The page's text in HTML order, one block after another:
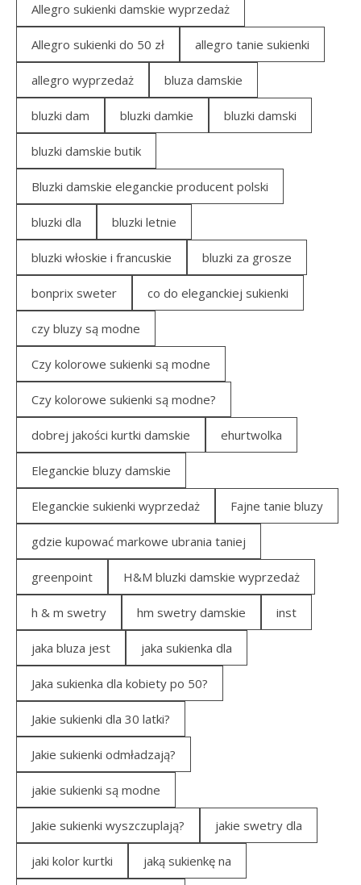
Allegro sukienki damskie wyprzedaż
Allegro sukienki do 50 zł allegro tanie sukienki
allegro wyprzedaż bluza damskie
bluzki dam bluzki damkie bluzki damski
bluzki damskie butik
Bluzki damskie eleganckie producent polski
bluzki dla bluzki letnie
bluzki włoskie i francuskie bluzki za grosze
bonprix sweter co do eleganckiej sukienki
czy bluzy są modne
Czy kolorowe sukienki są modne
Czy kolorowe sukienki są modne?
dobrej jakości kurtki damskie ehurtwolka
Eleganckie bluzy damskie
Eleganckie sukienki wyprzedaż Fajne tanie bluzy
gdzie kupować markowe ubrania taniej
greenpoint H&M bluzki damskie wyprzedaż
h & m swetry hm swetry damskie inst
jaka bluza jest jaka sukienka dla
Jaka sukienka dla kobiety po 50?
Jakie sukienki dla 30 latki?
Jakie sukienki odmładzają?
jakie sukienki są modne
Jakie sukienki wyszczuplają? jakie swetry dla
jaki kolor kurtki jaką sukienkę na